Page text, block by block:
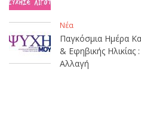
Νέα
Παγκόσμια Ημέρα
& Εφηβικής
Αλλαγή